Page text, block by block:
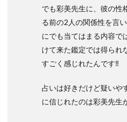
でも彩美先生に、彼の性
る前の2人の関係性を言
にでも当てはまる内容で
けて来た鑑定では得られ
すごく感じれたんです‼︎
占いは好きだけど疑いや
に信じれたのは彩美先生